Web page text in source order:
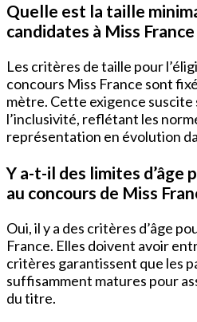
Quelle est la taille
candidates à Miss France
Les critères de taille pour
concours Miss France sont
mètre. Cette exigence
l’inclusivité, reflétant les
représentation en évolution
Y a-t-il des limites d’âge
au concours de Miss
Oui, il y a des critères d’âge
France. Elles doivent avoir
critères garantissent que les
suffisamment matures pour
du titre.